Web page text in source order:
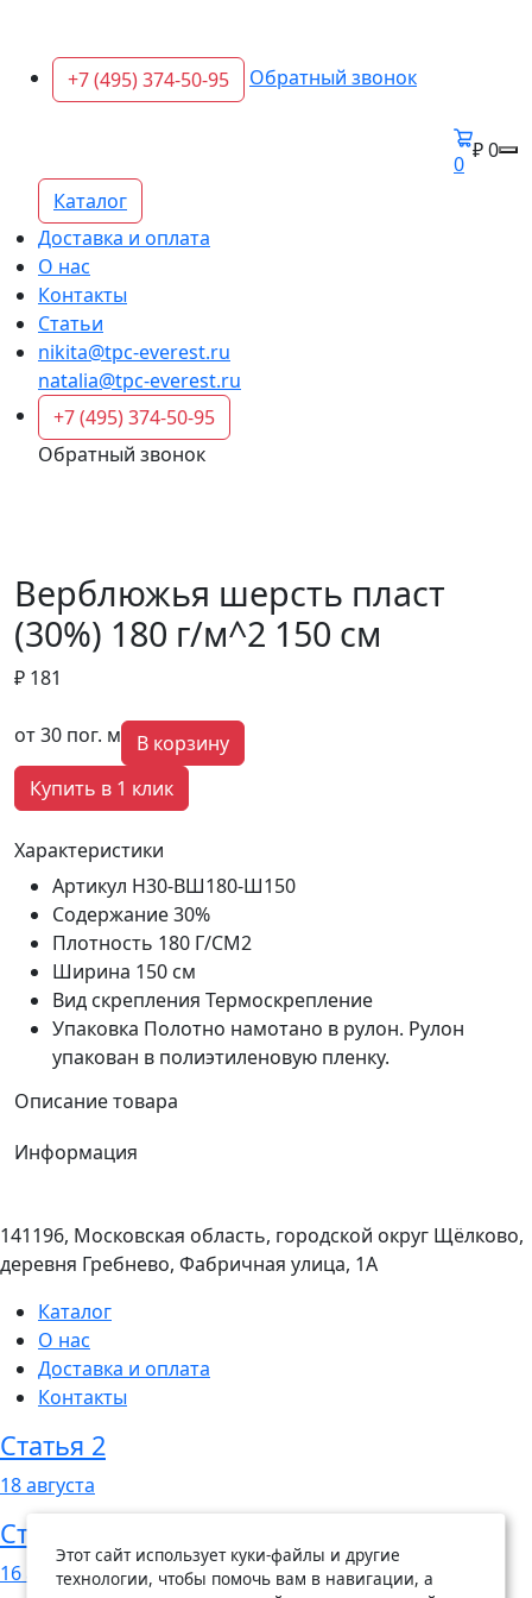
+7 (495) 374-50-95 Обратный звонок
0
₽ 0
Каталог
Доставка и оплата
О нас
Контакты
Статьи
nikita@tpc-everest.ru
natalia@tpc-everest.ru
+7 (495) 374-50-95
Обратный звонок
Верблюжья шерсть пласт
(30%) 180 г/м^2 150 см
₽ 181
от 30 пог. м
В корзину
Купить в 1 клик
Характеристики
Артикул Н30-ВШ180-Ш150
Содержание30%
Плотность 180 Г/СМ2
Ширина 150 см
Вид скрепления Термоскрепление
Упаковка Полотно намотано в рулон. Рулон
упакован в полиэтиленовую пленку.
Описание товара
Информация
141196, Московская область, городской округ Щёлково,
деревня Гребнево, Фабричная улица, 1А
Каталог
О нас
Доставка и оплата
Контакты
Статья 2
18августа
Статья 1
16 августа
Этот сайт использует куки-файлы и другие
технологии, чтобы помочь вам в навигации, а